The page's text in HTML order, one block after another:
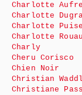
Charlotte
Charlotte
Charlotte
Charlotte
Charly
Cheru Corisco
Chien Noir
Christian
Christiane